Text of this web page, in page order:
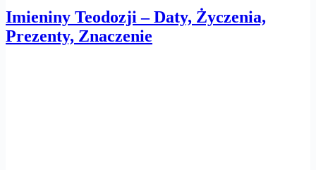
Imieniny Teodozji – Daty, Życzenia,
Prezenty, Znaczenie